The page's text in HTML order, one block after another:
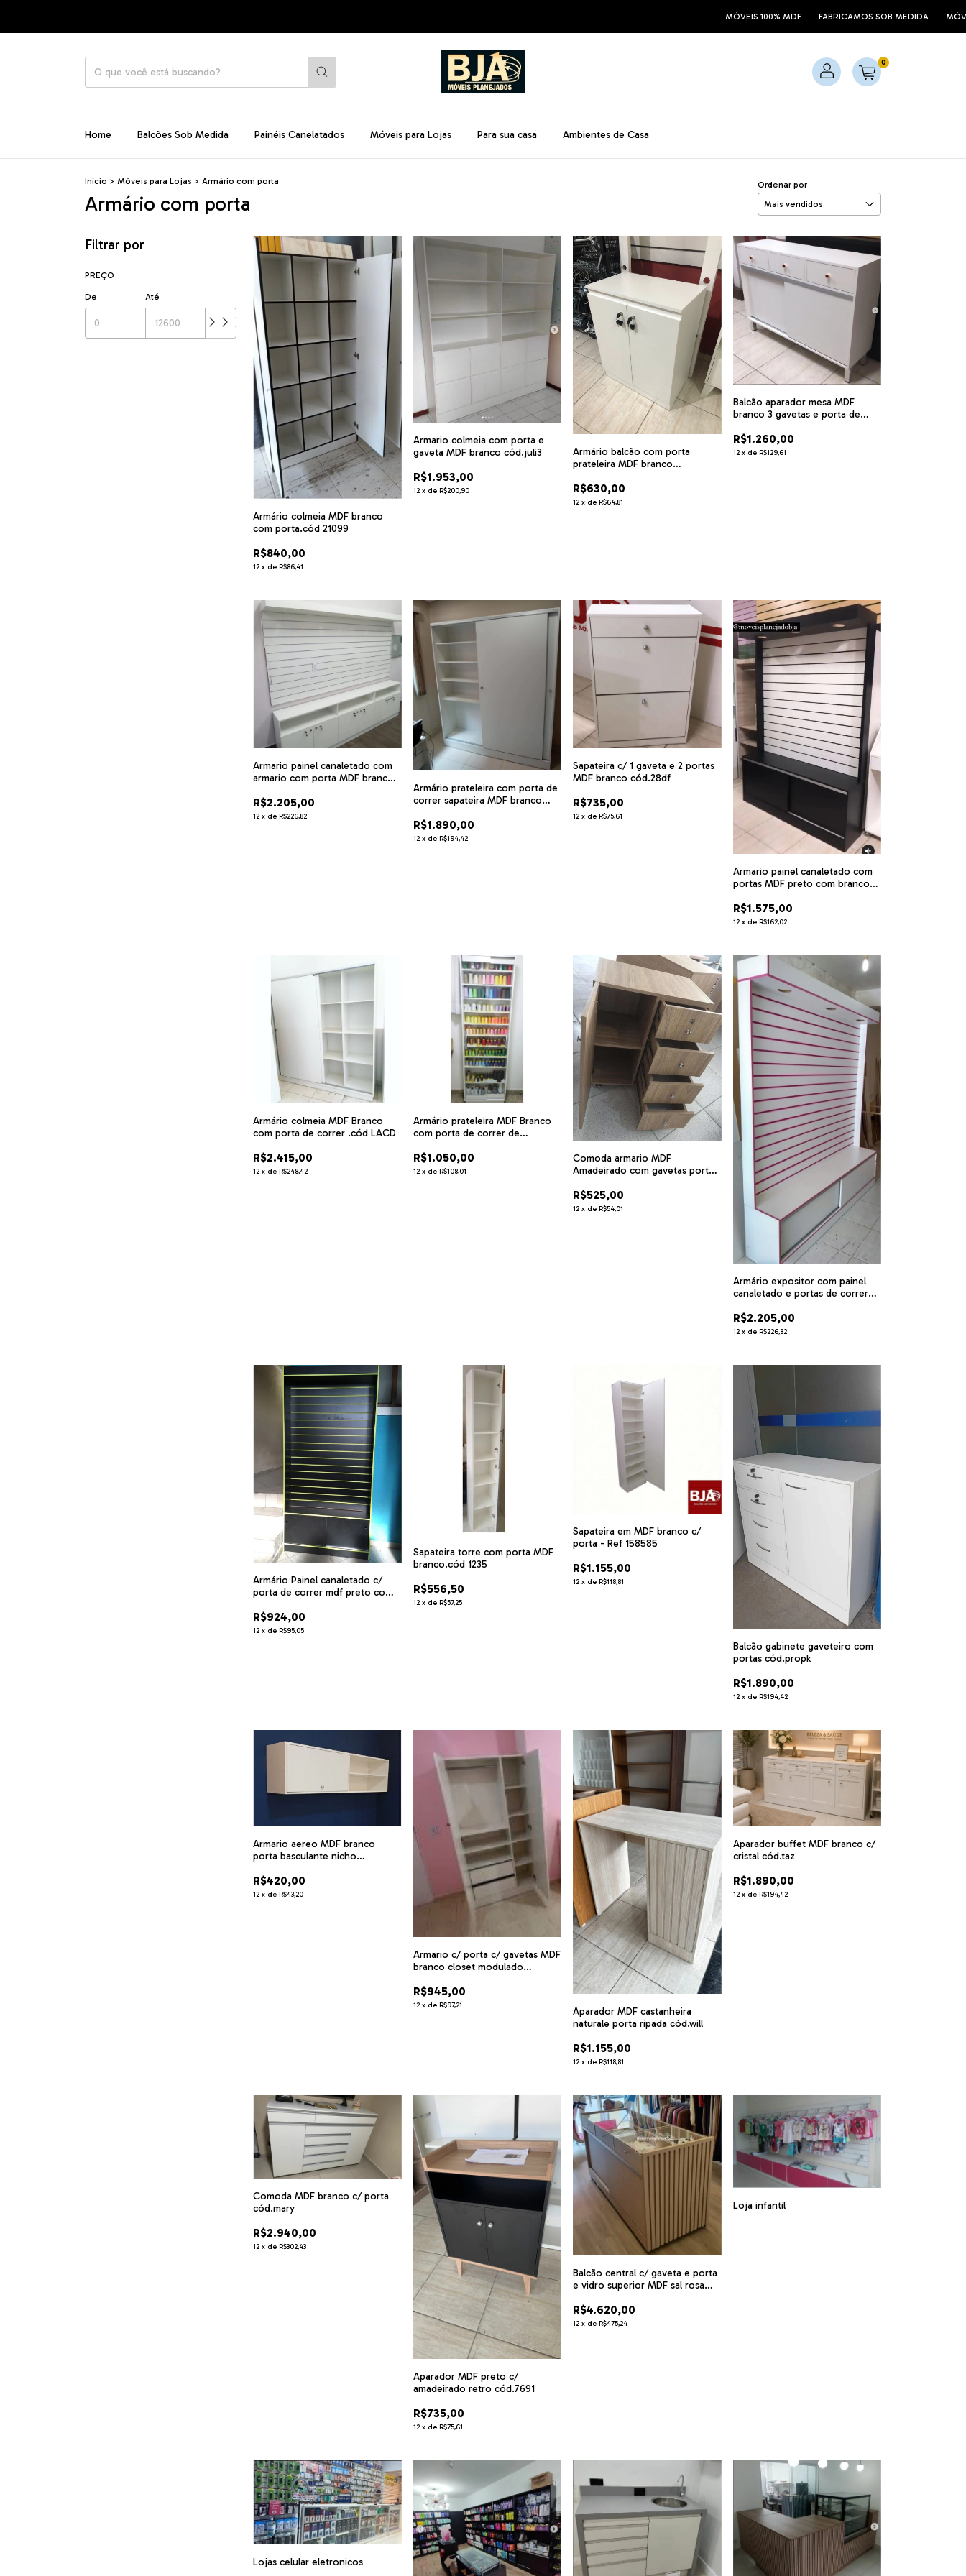
FABRICAMOS SOB MEDIDA MÓVEIS 100% MDF
0
Home Balcões Sob Medida Painéis Canelatados Móveis para Lojas Para sua casa Ambientes de Casa
Início > Móveis para Lojas > Armário com porta
Armário com porta
Ordenar por
Filtrar por
PREÇO
De Até
Armário colmeia MDF branco
com porta.cód 21099
R$840,00
12 x deR$86,41
Armario colmeia com porta e
gaveta MDF branco cód.juli3
R$1.953,00
12 x de R$200,90
Armário balcão com porta
prateleira MDF branco
R$630,00
12 x deR$64,81
Balcão aparador mesa MDF
branco 3 gavetas e porta de
R$1.260,00
12 x de R$129,61
Armario painel canaletado com
armario com porta MDF branco
R$2.205,00
12 x deR$226,82
Armário prateleira com porta de
correr sapateira MDF branco
R$1.890,00
12 x de R$194,42
Sapateira c/ 1 gaveta e 2 portas
MDF branco cód.28df
R$735,00
12 x deR$75,61
Armario painel canaletado com
portas MDF preto com branco
R$1.575,00
12 x de R$162,02
Armário colmeia MDF Branco
com porta de correr .cód LACD
R$2.415,00
12 x deR$248,42
Armário prateleira MDF Branco
com porta de correr de
R$1.050,00
12 x de R$108,01
Comoda armario MDF
Amadeirado com gavetas porta
R$525,00
12 x deR$54,01
Armário expositor com painel
canaletado e portas de correr
JAN11
R$2.205,00
12 x de R$226,82
Armário Painel canaletado c/
porta de correr mdf preto com
R$924,00
12 x deR$95,05
Sapateira torre com porta MDF
branco.cód 1235
R$556,50
12 x de R$57,25
Sapateira em MDF branco c/
porta - Ref 158585
R$1.155,00
12 x deR$118,81
Balcão gabinete gaveteiro com
portas cód.propk
R$1.890,00
12 x de R$194,42
Armario aereo MDF branco
porta basculante nicho
R$420,00
12 x deR$43,20
Armario c/ porta c/ gavetas MDF
branco closet modulado
R$945,00
12 x de R$97,21
Aparador MDF castanheira
naturale porta ripada cód.will
R$1.155,00
12 x deR$118,81
Aparador buffet MDF branco c/
cristal cód.taz
R$1.890,00
12 x de R$194,42
Comoda MDF branco c/ porta
cód.mary
R$2.940,00
12 x deR$302,43
Aparador MDF preto c/
amadeirado retro cód.7691
R$735,00
12 x de R$75,61
Balcão central c/ gaveta e porta
e vidro superior MDF sal rosa
R$4.620,00
12 x deR$475,24
Loja infantil
Lojas celular eletronicos